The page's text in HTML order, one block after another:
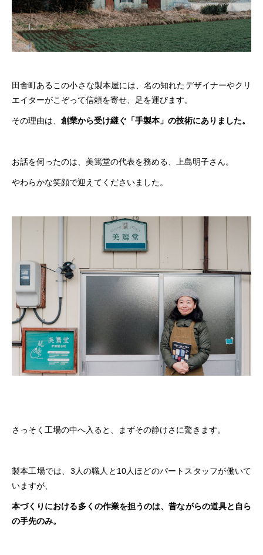
田舎町あるこの小さな製本屋には、名の知れたデザイナーやクリ
エイターがこぞって信頼を寄せ、足を運びます。
その理由は、 創業から受け継ぐ「手製本」の技術にありました。
お話を伺ったのは、美篶堂の代表を務める、上島明子さん。
やわらかな笑顔で迎えてくださいました。
さっそく工場の中へ入ると、まずその静けさに驚きます。
製本工場では、3人の職人と10人ほどのパートスタッフが働いて
いますが、
本づくりにおける多くの作業を担うのは、昔ながらの道具と自ら
の手先のみ。